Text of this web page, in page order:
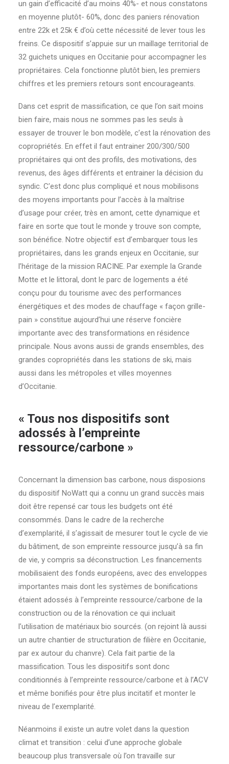
un gain d’efficacité d’au moins 40%- et nous constatons
en moyenne plutôt- 60%, donc des paniers rénovation
entre 22k et 25k € d’où cette nécessité de lever tous les
freins. Ce dispositif s’appuie sur un maillage territorial de
32 guichets uniques en Occitanie pour accompagner les
propriétaires. Cela fonctionne plutôt bien, les premiers
chiffres et les premiers retours sont encourageants.
Dans cet esprit de massification, ce que l’on sait moins
bien faire, mais nous ne sommes pas les seuls à
essayer de trouver le bon modèle, c’est la rénovation des
copropriétés. En effet il faut entrainer 200/300/500
propriétaires qui ont des profils, des motivations, des
revenus, des âges différents et entrainer la décision du
syndic. C’est donc plus compliqué et nous mobilisons
des moyens importants pour l’accès à la maîtrise
d’usage pour créer, très en amont, cette dynamique et
faire en sorte que tout le monde y trouve son compte,
son bénéfice. Notre objectif est d’embarquer tous les
propriétaires, dans les grands enjeux en Occitanie, sur
l’héritage de la mission RACINE. Par exemple la Grande
Motte et le littoral, dont le parc de logements a été
conçu pour du tourisme avec des performances
énergétiques et des modes de chauffage « façon grille-
pain » constitue aujourd’hui une réserve foncière
importante avec des transformations en résidence
principale. Nous avons aussi de grands ensembles, des
grandes copropriétés dans les stations de ski, mais
aussi dans les métropoles et villes moyennes
d’Occitanie.
« Tous nos dispositifs sont
adossés à l’empreinte
ressource/carbone »
Concernant la dimension bas carbone, nous disposions
du dispositif NoWatt qui a connu un grand succès mais
doit être repensé car tous les budgets ont été
consommés. Dans le cadre de la recherche
d’exemplarité, il s’agissait de mesurer tout le cycle de vie
du bâtiment, de son empreinte ressource jusqu’à sa fin
de vie, y compris sa déconstruction. Les financements
mobilisaient des fonds européens, avec des enveloppes
importantes mais dont les systèmes de bonifications
étaient adossés à l’empreinte ressource/carbone de la
construction ou de la rénovation ce qui incluait
l’utilisation de matériaux bio sourcés. (on rejoint là aussi
un autre chantier de structuration de filière en Occitanie,
par ex autour du chanvre). Cela fait partie de la
massification. Tous les dispositifs sont donc
conditionnés à l’empreinte ressource/carbone et à l’ACV
et même bonifiés pour être plus incitatif et monter le
niveau de l’exemplarité.
Néanmoins il existe un autre volet dans la question
climat et transition : celui d’une approche globale
beaucoup plus transversale où l’on travaille sur